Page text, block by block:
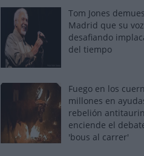
Tom Jones
Madrid que su
desafiando
del tiempo
Fuego en los
millones en
rebelión
enciende el
'bous al carrer'